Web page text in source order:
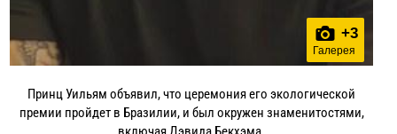
+3
Галерея
Принц Уильям объявил, что церемония его экологической
премии пройдет в Бразилии, и был окружен знаменитостями,